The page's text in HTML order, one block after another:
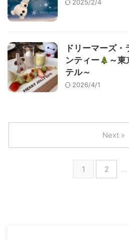
2025/2/4
ドリーマーズ
ンティー
～
テル～
2026/4/1
1 2 …
Next »